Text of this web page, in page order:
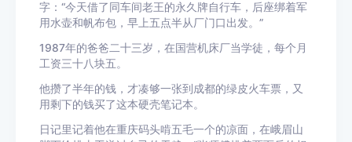
字：“今天借了同车间老王的永久牌自行车，后座绑着军
用水壶和帆布包，早上五点半从厂门口出发。”
1987年的爸爸二十三岁，在国营机床厂当学徒，每个月
工资三十八块五。
他攒了半年的钱，才凑够一张到成都的绿皮火车票，又
用剩下的钱买了这本硬壳笔记本。
日记里记着他在重庆码头啃五毛一个的凉面，在峨眉山